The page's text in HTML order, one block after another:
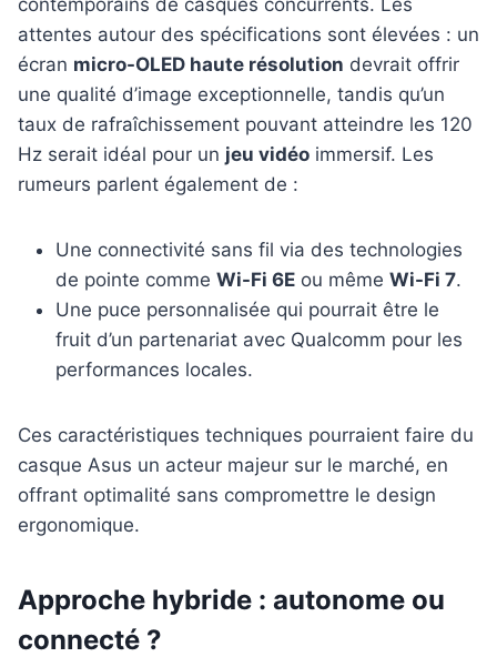
contemporains de casques concurrents. Les
attentes autour des spécifications sont élevées : un
écran micro-OLED haute résolution devrait offrir
une qualité d’image exceptionnelle, tandis qu’un
taux de rafraîchissement pouvant atteindre les 120
Hz serait idéal pour un jeu vidéo immersif. Les
rumeurs parlent également de :
Une connectivité sans fil via des technologies
de pointe comme Wi-Fi 6E ou même Wi-Fi 7.
Une puce personnalisée qui pourrait être le
fruit d’un partenariat avec Qualcomm pour les
performances locales.
Ces caractéristiques techniques pourraient faire du
casque Asus un acteur majeur sur le marché, en
offrant optimalité sans compromettre le design
ergonomique.
Approche hybride : autonome ou
connecté ?